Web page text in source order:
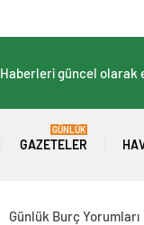
Haberleri güncel olarak
GAZETELER
GÜNLÜK
Günlük Burç Yorumları